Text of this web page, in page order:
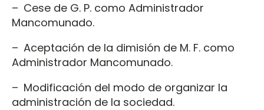
– Cese de G. P. como Administrador
Mancomunado.
– Aceptación de la dimisión de M. F. como
Administrador Mancomunado.
– Modificación del modo de organizar la
administración de la sociedad.